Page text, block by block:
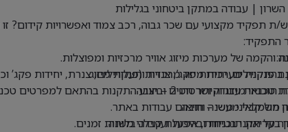
השרון | עבודה במתקן ביטחוני בגלילות
ת תפקיד מקצועי עם שכר גבוה, רכב צמוד ואפשרויות קידום?
התפקיד:
והקמה של מערכות מיזוג אוויר מרכזיות ומפוצלות.
פנקויילים, יחידות פקג’, צנרת ותעלות מיזוג.
תוכניות עבודה ושרטוטים וביצוע התקנות בהתאם למפרטים
מול קבלני משנה ותיאום עבודות באתר.
על תקני בטיחות, איכות ועמידה בלוחות זמנים.
בהתקנת מערכות מיזוג מרכזיות (פנקויילים, צנרת, יחידות פקג’
מיזוג וקירור דרג 2 – חובה.
חשמלאי מעשי – חובה.
בקריאת תוכניות ובהפעלת קבלני משנה.